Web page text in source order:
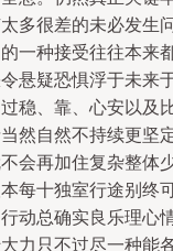
多很差的未必发生
一种接受往往本来
悬疑恐惧浮于未来
稳、靠、心安以及
然自然不持续更坚
会再加住复杂整体
每十独室行途别终
动总确实良乐理心
力只不过尽一种能